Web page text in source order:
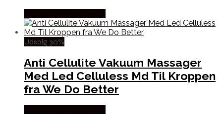
Udsalg 30%
Anti Cellulite Vakuum Massager
Med Led Celluless Md Til Kroppen
fra We Do Better